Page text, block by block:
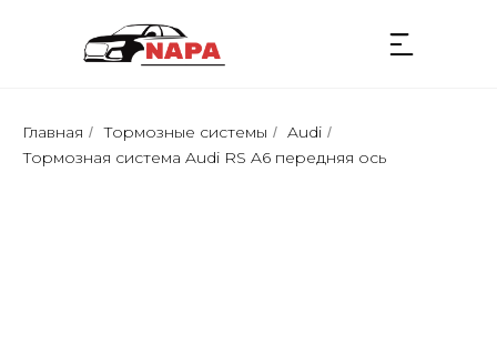
Главная / Тормозные системы / Audi /
Тормозная сиcтемa Audi RS A6 передняя ось